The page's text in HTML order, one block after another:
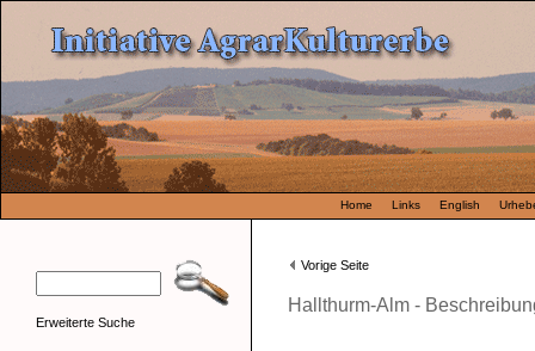
Home Links English
Erweiterte Suche
Vorige Seite
Hallthurm-Alm -